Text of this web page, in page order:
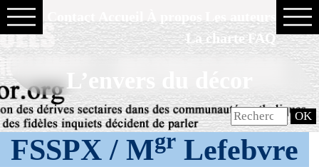
La charte FAQ
L’envers du décor
FSSPX / Mgr Lefebvre